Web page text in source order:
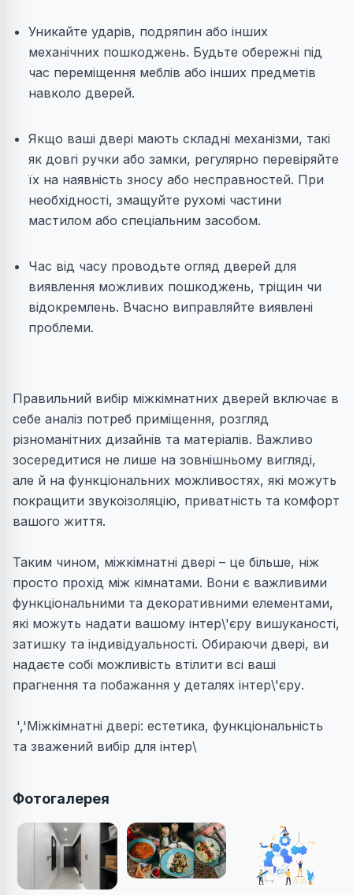
Уникайте ударів, подряпин або інших
механічних пошкоджень. Будьте обережні під
час переміщення меблів або інших предметів
навколо дверей.
Якщо ваші двері мають складні механізми, такі
як довгі ручки або замки, регулярно перевіряйте
їх на наявність зносу або несправностей. При
необхідності, змащуйте рухомі частини
мастилом або спеціальним засобом.
Час від часу проводьте огляд дверей для
виявлення можливих пошкоджень, тріщин чи
відокремлень. Вчасно виправляйте виявлені
проблеми.
Правильний вибір міжкімнатних дверей включає в
себе аналіз потреб приміщення, розгляд
різноманітних дизайнів та матеріалів. Важливо
зосередитися не лише на зовнішньому вигляді,
але й на функціональних можливостях, які можуть
покращити звукоізоляцію, приватність та комфорт
вашого життя.
Таким чином, міжкімнатні двері – це більше, ніж
просто прохід між кімнатами. Вони є важливими
функціональними та декоративними елементами,
які можуть надати вашому інтер\'єру вишуканості,
затишку та індивідуальності. Обираючи двері, ви
надаєте собі можливість втілити всі ваші
прагнення та побажання у деталях інтер\'єру.
','Міжкімнатні двері: естетика, функціональність
та зважений вибір для інтер\
Фотогалерея